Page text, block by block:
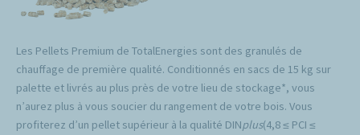
Les Pellets Premium de TotalEnergies sont des granulés de
chauffage de première qualité. Conditionnés en sacs de 15 kg sur
palette et livrés au plus près de votre lieu de stockage*, vous
n’aurez plus à vous soucier du rangement de votre bois. Vous
profiterez d’un pellet supérieur à la qualité DINplus(4,8 ≤ PCI ≤